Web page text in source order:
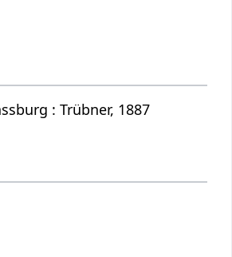
: Trübner, 1887